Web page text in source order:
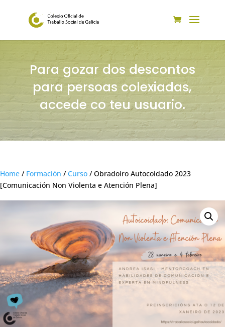
Para gozar dos descontos
para persoas colexiadas,
accede co teu usuario.
Home / Formación / Curso / Obradoiro Autocoidado 2023
[Comunicación Non Violenta e Atención Plena]